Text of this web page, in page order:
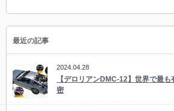
最近の記事
2024.04.28
【デロリアンDMC-12】世界で最
密